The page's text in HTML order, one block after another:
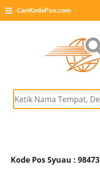
≡ CariKodePos.com
Kode Pos Syuau : 98473